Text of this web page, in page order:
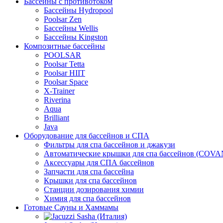
Бассейны Hydropool
Poolsar Zen
Бассейны Wellis
Бассейны Kingston
Композитные бассейны
POOLSAR
Poolsar Tetta
Poolsar HIIT
Poolsar Space
X-Trainer
Riverina
Aqua
Brilliant
Java
Оборудование для бассейнов и СПА
Фильтры для спа бассейнов и джакузи
Автоматические крышки для спа бассейнов
Аксессуары для СПА бассейнов
Запчасти для спа бассейна
Крышки для спа бассейнов
Станции дозирования химии
Химия для спа бассейнов
Готовые Сауны и Хаммамы